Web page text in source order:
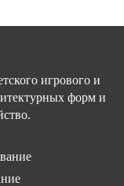
игрового и
форм и